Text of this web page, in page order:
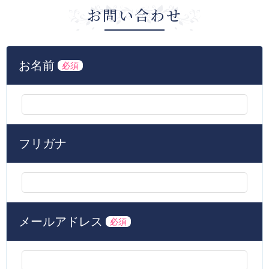
お問い合わせ
お名前 必須
フリガナ
メールアドレス 必須